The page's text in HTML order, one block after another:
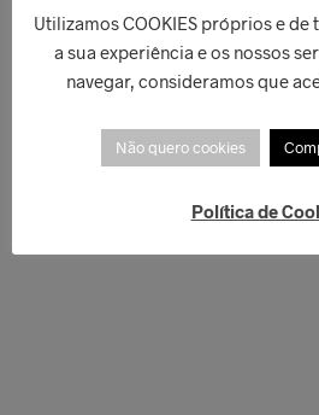
Utilizamos COOKIES próprios e
a sua experiência e os nossos
navegar, consideramos que
Não quero cookies
Política de